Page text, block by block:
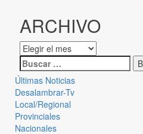
ARCHIVO
Últimas Noticias
Desalambrar-Tv
Local/Regional
Provinciales
Nacionales